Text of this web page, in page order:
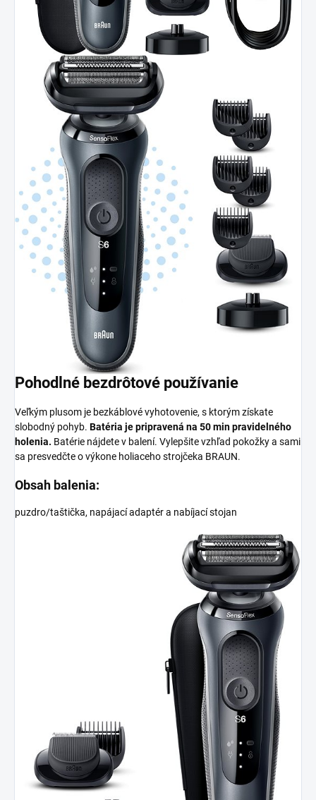
Pohodlné bezdrôtové používanie
Veľkým plusom je bezkáblové vyhotovenie, s ktorým získate
slobodný pohyb. Batéria je pripravená na 50 minpravidelného
holenia. Batérie nájdete v balení. Vylepšite vzhľad pokožky a sami
sa presvedčte o výkone holiaceho strojčeka BRAUN.
Obsah balenia:
puzdro/taštička, napájací adaptér a nabíjací stojan